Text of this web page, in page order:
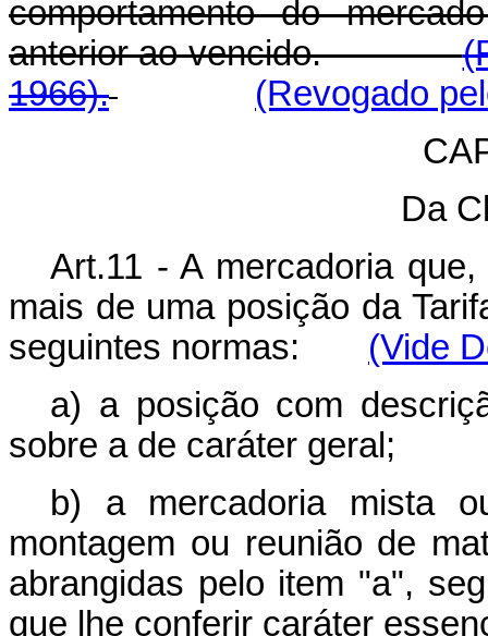
comportamento do
anterior ao vencido.
1966).
(Revogado
Da
Art.11 - A mercadoria
mais de uma posição da
seguintes normas: (Vide
a) a posição com
sobre a de caráter geral;
b) a mercadoria mista
montagem ou reunião de
abrangidas pelo item "a",
que lhe conferir caráter